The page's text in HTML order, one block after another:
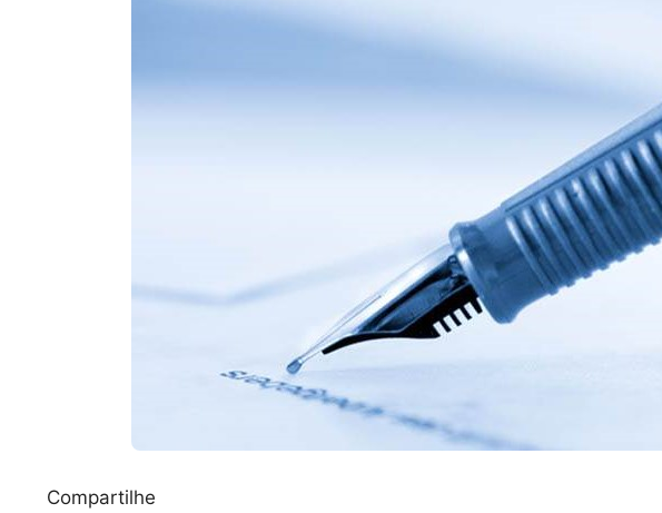
Compartilhe